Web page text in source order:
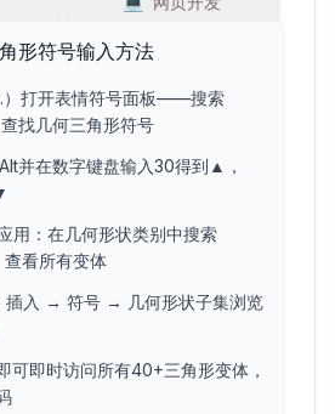
形符号输入方法
）打开表情符号面板——搜索
找几何三角形符号
并在数字键盘输入30得到▲，
用：在几何形状类别中搜索
查看所有变体
插入 → 符号 → 几何形状子集浏览
可即时访问所有40+三角形变体，